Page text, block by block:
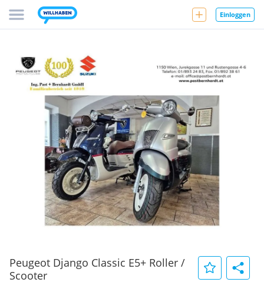
Einloggen
Peugeot Django Classic E5+ Roller /
Scooter